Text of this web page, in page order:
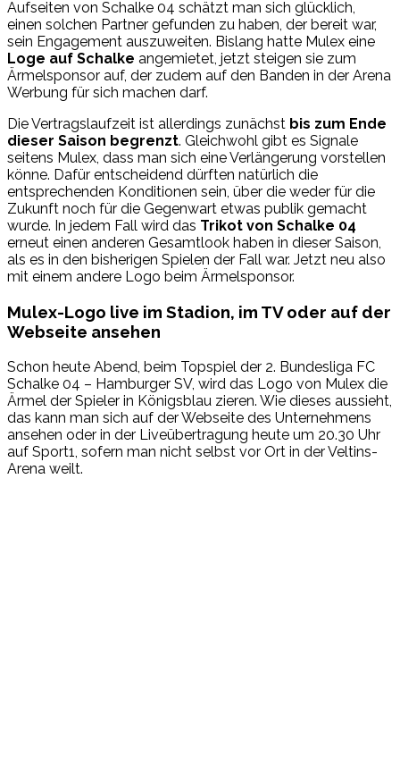
Aufseiten von Schalke 04 schätzt man sich glücklich,
einen solchen Partner gefunden zu haben, der bereit war,
sein Engagement auszuweiten. Bislang hatte Mulex eine
Loge auf Schalke angemietet, jetzt steigen sie zum
Ärmelsponsor auf, der zudem auf den Banden in der Arena
Werbung für sich machen darf.
Die Vertragslaufzeit ist allerdings zunächst bis zum Ende
dieser Saison begrenzt. Gleichwohl gibt es Signale
seitens Mulex, dass man sich eine Verlängerung vorstellen
könne. Dafür entscheidend dürften natürlich die
entsprechenden Konditionen sein, über die weder für die
Zukunft noch für die Gegenwart etwas publik gemacht
wurde. In jedem Fall wird das Trikot von Schalke 04
erneut einen anderen Gesamtlook haben in dieser Saison,
als es in den bisherigen Spielen der Fall war. Jetzt neu also
mit einem andere Logo beim Ärmelsponsor.
Mulex-Logo live im Stadion, im TV oder auf der
Webseite ansehen
Schon heute Abend, beim Topspiel der 2. Bundesliga FC
Schalke 04 – Hamburger SV, wird das Logo von Mulex die
Ärmel der Spieler in Königsblau zieren. Wie dieses aussieht,
das kann man sich auf der Webseite des Unternehmens
ansehen oder in der Liveübertragung heute um 20.30 Uhr
auf Sport1, sofern man nicht selbst vor Ort in der Veltins-
Arena weilt.